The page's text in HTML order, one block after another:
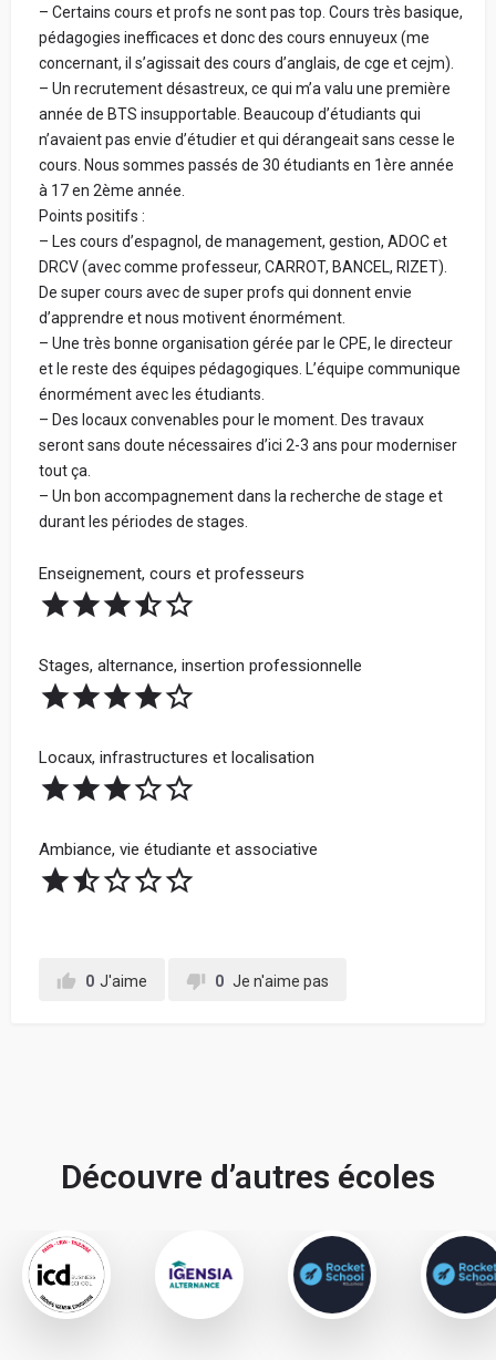
– Certains cours et profs ne sont pas top. Cours très basique,
pédagogies inefficaces et donc des cours ennuyeux (me
concernant, il s’agissait des cours d’anglais, de cge et cejm).
– Un recrutement désastreux, ce qui m’a valu une première
année de BTS insupportable. Beaucoup d’étudiants qui
n’avaient pas envie d’étudier et qui dérangeait sans cesse le
cours. Nous sommes passés de 30 étudiants en 1ère année
à 17 en 2ème année.
Points positifs :
– Les cours d’espagnol, de management, gestion, ADOC et
DRCV (avec comme professeur, CARROT, BANCEL, RIZET).
De super cours avec de super profs qui donnent envie
d’apprendre et nous motivent énormément.
– Une très bonne organisation gérée par le CPE, le directeur
et le reste des équipes pédagogiques. L’équipe communique
énormément avec les étudiants.
– Des locaux convenables pour le moment. Des travaux
seront sans doute nécessaires d’ici 2-3 ans pour moderniser
tout ça.
– Un bon accompagnement dans la recherche de stage et
durant les périodes de stages.
Enseignement, cours et professeurs
Stages, alternance, insertion professionnelle
Locaux, infrastructures et localisation
Ambiance, vie étudiante et associative
0 J'aime 0 Je n'aime pas
Tous les avis sont vérifiés avant d'être publiés et seront
rejetés s'ils ne respectent pas ces règles.
Bonne rédaction ! 😃
Avis par catégorie :
Partage ta note pour chacune des catégories ci-dessous.
La note globale de ton école sera la moyenne de ces 4
seront jamais communiqués. Cela nous permet de
vérifier sur LinkedIn que vous avez étudié dans
l'école) :
Spécialisation
Votre Parcours avant l'école
Votre adresse mail (ne sera jamais communiquée à
Votre retour d'expérience au sein de l'école, en
détaillant chacune de vos notes données ci-
En soumettant mon avis, j'accepte les
Partager mon avis
Découvre d’autres écoles